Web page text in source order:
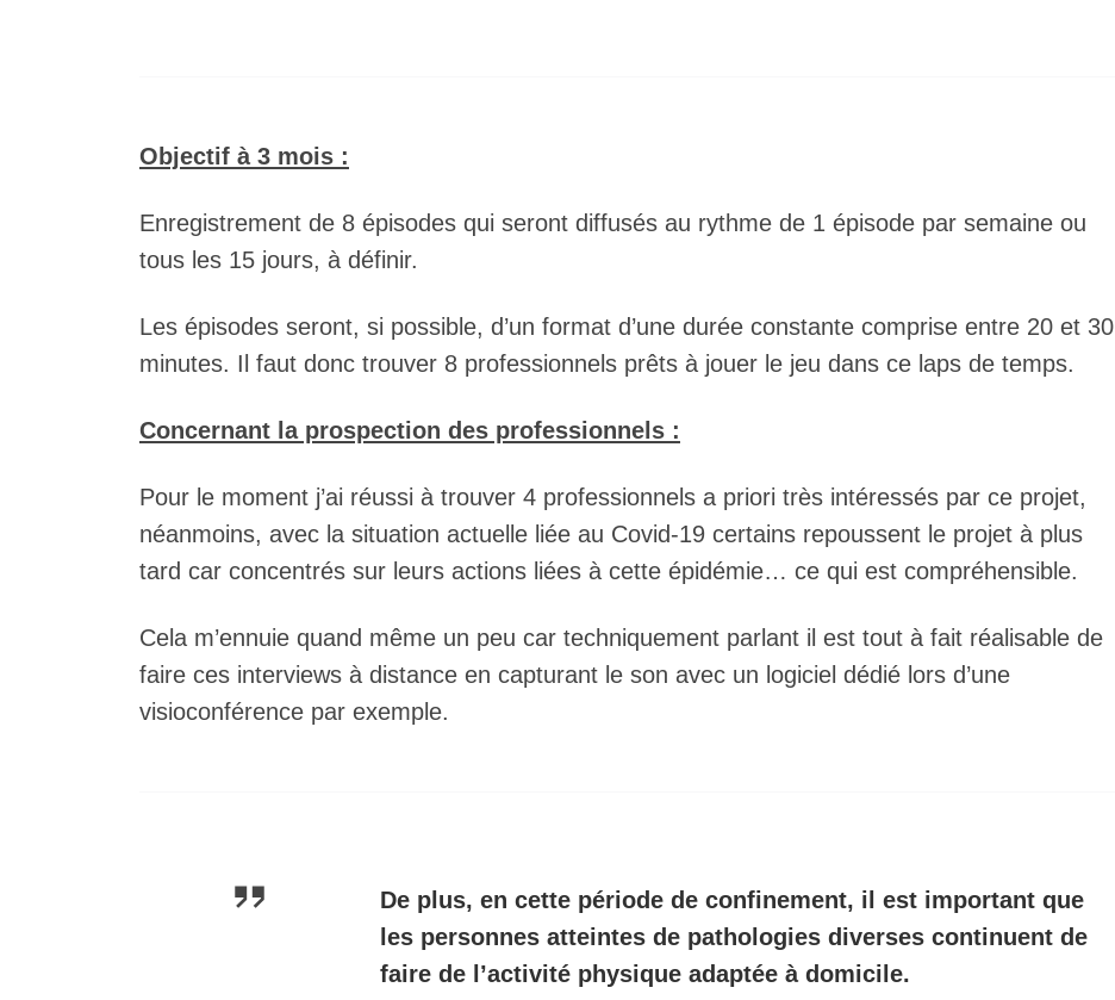
Objectif à 3 mois :
Enregistrement de 8 épisodes qui seront diffusés au rythme de 1 épisode par semaine ou
tous les 15 jours, à définir.
Les épisodes seront, si possible, d’un format d’une durée constante comprise entre 20 et 30
minutes. Il faut donc trouver 8 professionnels prêts à jouer le jeu dans ce laps de temps.
Concernant la prospection des professionnels :
Pour le moment j’ai réussi à trouver 4 professionnels a priori très intéressés par ce projet,
néanmoins, avec la situation actuelle liée au Covid-19 certains repoussent le projet à plus
tard car concentrés sur leurs actions liées à cette épidémie… ce qui est compréhensible.
Cela m’ennuie quand même un peu car techniquement parlant il est tout à fait réalisable de
faire ces interviews à distance en capturant le son avec un logiciel dédié lors d’une
visioconférence par exemple.
De plus, en cette période de confinement, il est important que
les personnes atteintes de pathologies diverses continuent de
faire de l’activité physique adaptée à domicile.